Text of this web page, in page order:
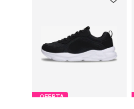
OFERTA